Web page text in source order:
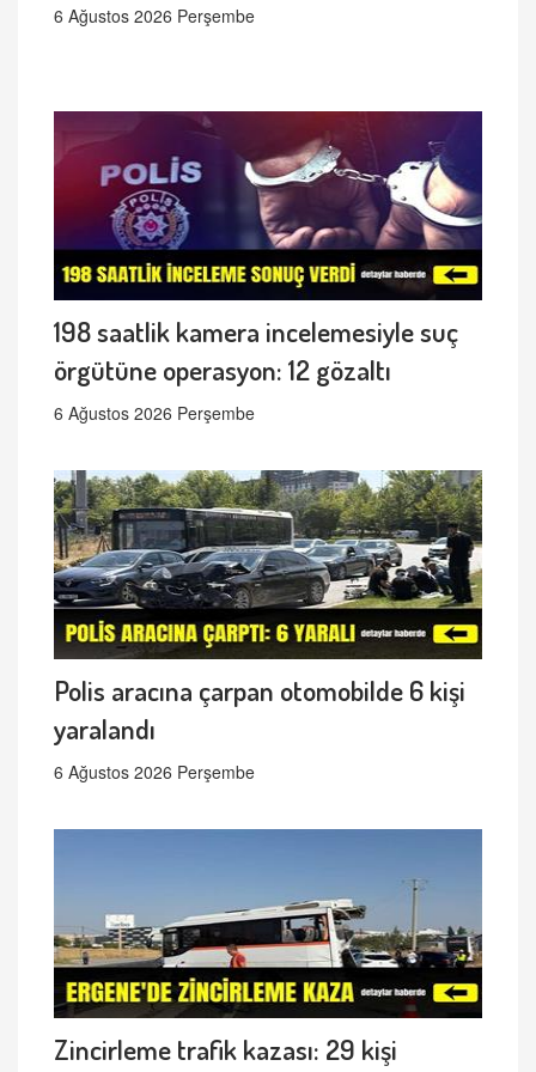
6 Ağustos 2026 Perşembe
198 saatlik kamera incelemesiyle suç
örgütüne operasyon: 12 gözaltı
6 Ağustos 2026 Perşembe
Polis aracına çarpan otomobilde 6 kişi
yaralandı
6 Ağustos 2026 Perşembe
Zincirleme trafik kazası: 29 kişi